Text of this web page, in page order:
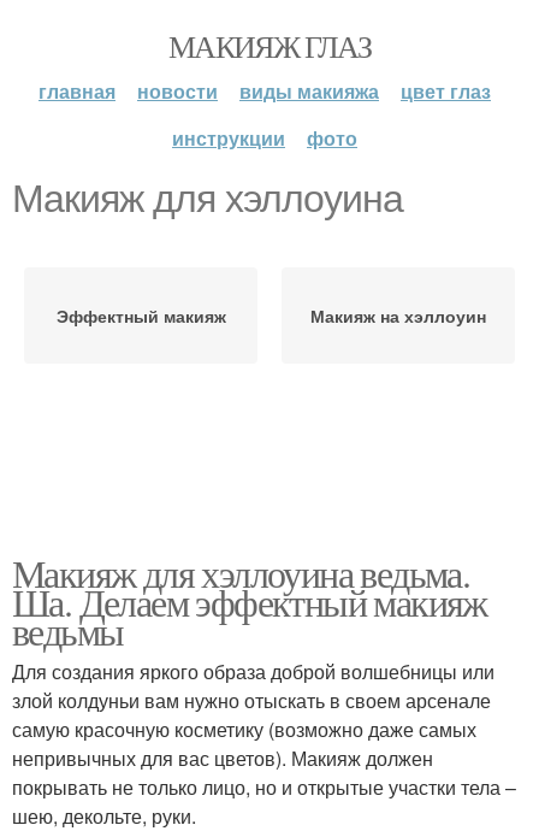
МАКИЯЖ ГЛАЗ
главная новости виды макияжа
цвет глаз
инструкции
фото
Макияж для хэллоуина
Эффектный макияж Макияж на хэллоуин
Макияж для хэллоуина ведьма.
Ша. Делаем эффектный макияж
ведьмы
Для создания яркого образа доброй волшебницы или
злой колдуньи вам нужно отыскать в своем арсенале
самую красочную косметику (возможно даже самых
непривычных для вас цветов). Макияж должен
покрывать не только лицо, но и открытые участки тела –
шею, декольте, руки.